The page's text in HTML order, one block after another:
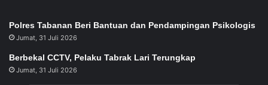
Polres Tabanan Beri Bantuan dan Pendampingan Psikologis
Jumat, 31 Juli 2026
Berbekal CCTV, Pelaku Tabrak Lari Terungkap
Jumat, 31 Juli 2026